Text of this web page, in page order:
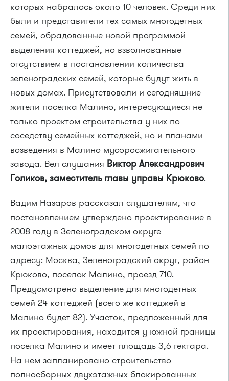
которых набралось около 10 человек. Среди них
были и представители тех самых многодетных
семей, обрадованные новой программой
выделения коттеджей, но взволнованные
отсутствием в постановлении количества
зеленоградских семей, которые будут жить в
новых домах. Присутствовали и сегодняшние
жители поселка Малино, интересующиеся не
только проектом строительства у них по
соседству семейных коттеджей, но и планами
возведения в Малино мусоросжигательного
завода. Вел слушания Виктор Александрович
Голиков, заместитель главы управы Крюково.
Вадим Назаров рассказал слушателям, что
постановлением утверждено проектирование в
2008 году в Зеленоградском округе
малоэтажных домов для многодетных семей по
адресу: Москва, Зеленоградский округ, район
Крюково, поселок Малино, проезд 710.
Предусмотрено выделение для многодетных
семей 24 коттеджей (всего же коттеджей в
Малино будет 82). Участок, предложенный для
их проектирования, находится у южной границы
поселка Малино и имеет площадь 3,6 гектара.
На нем запланировано строительство
полносборных двухэтажных блокированных